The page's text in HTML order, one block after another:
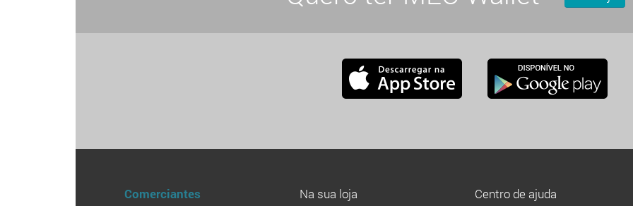
Comerciantes
Na sua loja
Centro de ajuda